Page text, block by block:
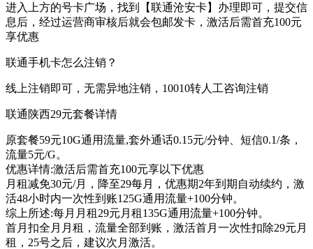
进入上方的号卡广场，找到【联通沧安卡】办理即可，提交信
息后，经过运营商审核后就会包邮发卡，激活后需首充100元
享优惠
联通手机卡怎么注销？
线上注销即可，无需异地注销，10010转人工咨询注销
联通陕西29元套餐详情
原套餐59元10G通用流量,套外通话0.15元/分钟、短信0.1/条，
流量5元/G。
优惠详情:激活后需首充100元享以下优惠
月租减免30元/月，降至29每月，优惠期2年到期自动续约，激
活48小时内一次性到账125G通用流量+100分钟。
综上所述:每月月租29元月租135G通用流量+100分钟。
首月扣全月月租，流量全部到账，激活首月一次性扣除29元月
租，25号之后，建议次月激活。